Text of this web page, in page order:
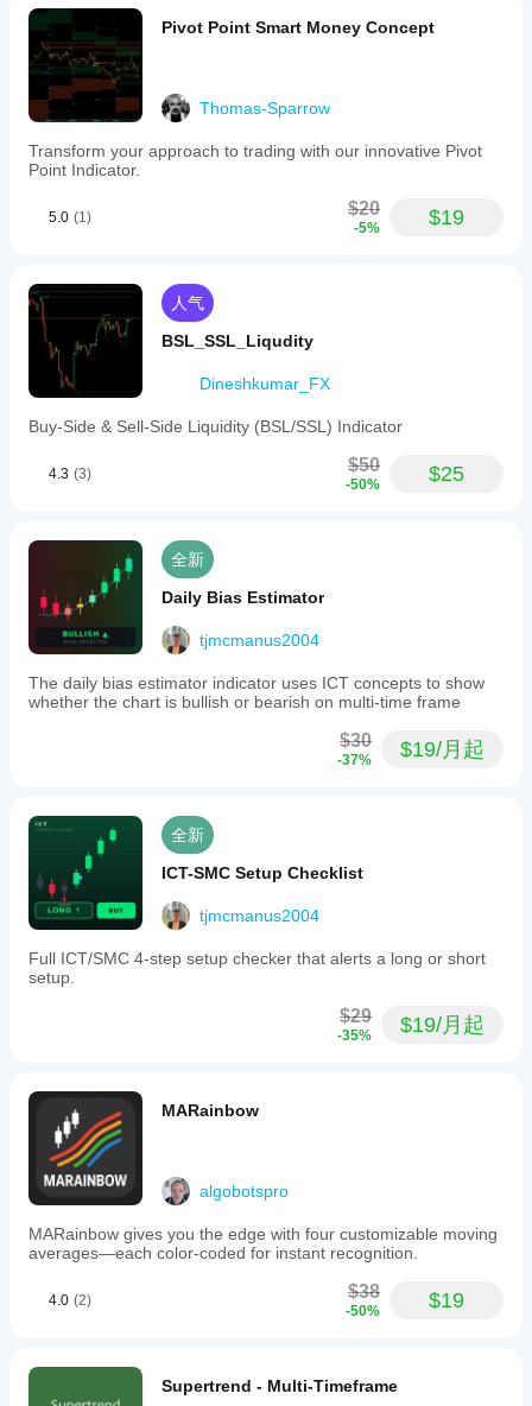
Pivot Point Smart Money Concept
Thomas-Sparrow
Transform your approach to trading with our innovative Pivot
Point Indicator.
5.0 (1) $20
-5% $19
人气
BSL_SSL_Liqudity
Dineshkumar_FX
Buy-Side & Sell-Side Liquidity (BSL/SSL) Indicator
4.3 (3) $50
-50% $25
全新
Daily Bias Estimator
tjmcmanus2004
The daily bias estimator indicator uses ICT concepts to show
whether the chart is bullish or bearish on multi-time frame
$30
-37% $19/月起
全新
ICT-SMC Setup Checklist
tjmcmanus2004
Full ICT/SMC 4-step setup checker that alerts a long or short
setup.
$29
-35% $19/月起
MARainbow
algobotspro
MARainbow gives you the edge with four customizable moving
averages—each color-coded for instant recognition.
4.0 (2) $38
-50% $19
Supertrend - Multi-Timeframe